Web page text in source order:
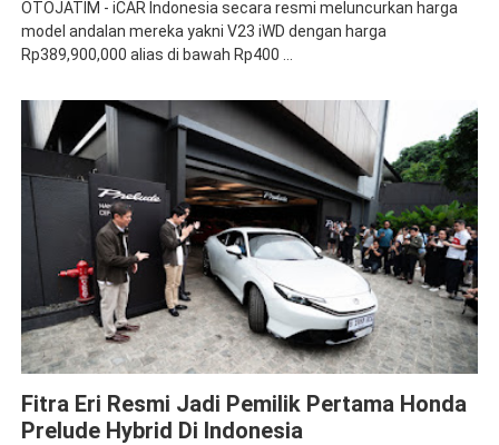
OTOJATIM - iCAR Indonesia secara resmi meluncurkan harga
model andalan mereka yakni V23 iWD dengan harga
Rp389,900,000 alias di bawah Rp400 ...
Fitra Eri Resmi Jadi Pemilik Pertama Honda
Prelude Hybrid Di Indonesia